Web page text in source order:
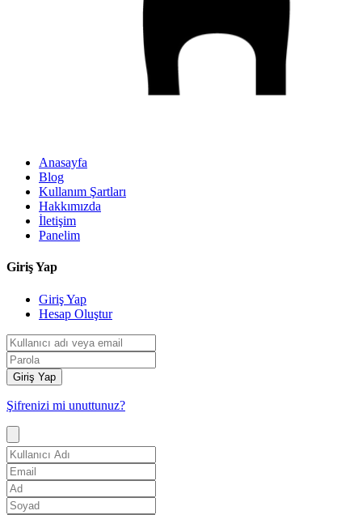
Anasayfa
Blog
Kullanım Şartları
Hakkımızda
İletişim
Panelim
Giriş Yap
Giriş Yap
Hesap Oluştur
Giriş Yap
Şifrenizi mi unuttunuz?